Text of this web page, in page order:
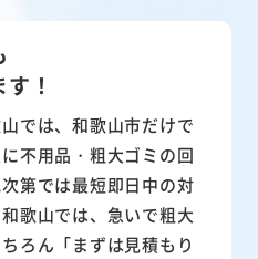
！
では、和歌山市だけで
不用品・粗大ゴミの回
第では最短即日中の対
歌山では、急いで粗大
ろん「まずは見積もり